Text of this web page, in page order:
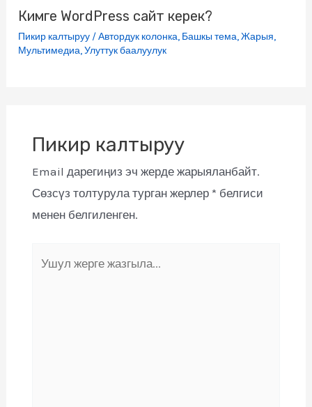
Кимге WordPress сайт керек?
Пикир калтыруу /Автордук колонка, Башкы тема,Жарыя,
Мультимедиа,Улуттук баалуулук
Пикир калтыруу
Email дарегиңиз эч жерде жарыяланбайт.
Сөзсүз толтурула турган жерлер * белгиси
менен белгиленген.